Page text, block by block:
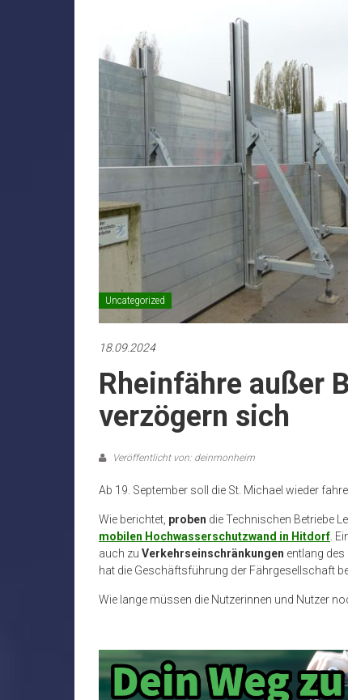
Uncategorized
18.09.2024
Rheinfähre außer
verzögern sich
Veröffentlicht von: deinmonheim
Ab 19. September soll die St. Michael wieder
Wie berichtet, proben die Technischen Betriebe
mobilen Hochwasserschutzwand in Hitdorf .
auch zu Verkehrseinschränkungen entlang
hat die Geschäftsführung der Fährgesellschaft
Wie lange müssen die Nutzerinnen und Nutzer